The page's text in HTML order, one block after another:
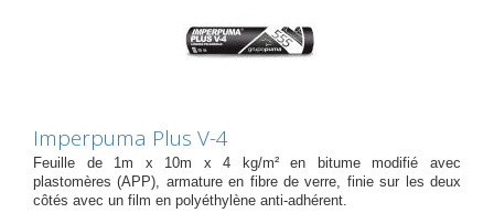
Imperpuma Plus V-4
Feuille de 1m x 10m x 4 kg/m² en bitume modifié avec
plastomères (APP), armature en fibre de verre, finie sur les deux
côtés avec un film en polyéthylène anti-adhérent.